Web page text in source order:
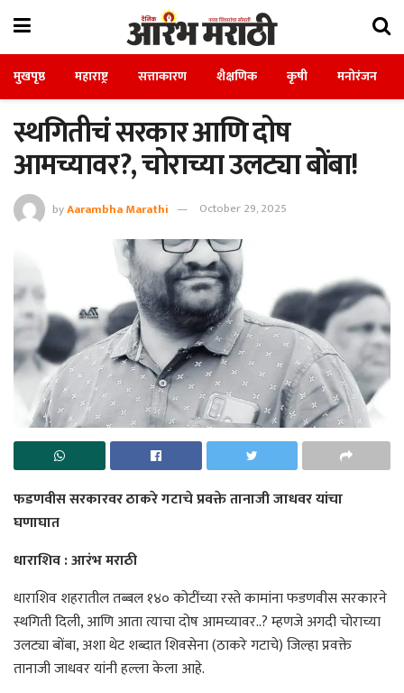
मुखपृष्ठ महाराष्ट्र सत्ताकारण शैक्षणिक कृषी मनोरंजन
स्थगितीचं सरकार आणि दोष
आमच्यावर?, चोराच्या उलट्या बोंबा!
byAarambha Marathi October 29, 2025
फडणवीस सरकारवर ठाकरे गटाचे प्रवक्ते तानाजी जाधवर यांचा
घणाघात
धाराशिव : आरंभ मराठी
धाराशिव शहरातील तब्बल १४० कोटींच्या रस्ते कामांना फडणवीस सरकारने
स्थगिती दिली, आणि आता त्याचा दोष आमच्यावर..? म्हणजे अगदी चोराच्या
उलट्या बोंबा, अशा थेट शब्दात शिवसेना (ठाकरे गटाचे) जिल्हा प्रवक्ते
तानाजी जाधवर यांनी हल्ला केला आहे.